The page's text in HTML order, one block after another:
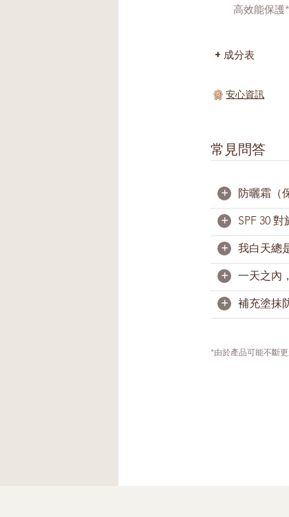
高效能保護
成分表
安心資訊
常見問答
+ 防曬霜（
防曬霜（
啞光，更適
防晒霜（
+ SPF 30
足夠。一
出外前15
曬產品。
+ 我白天總
需要。即
+ 一天之內
由於肌膚
+ 補充塗抹
上防曬霜。
*由於產品可能不斷